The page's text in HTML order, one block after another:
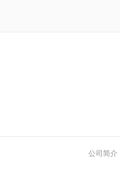
公司简介